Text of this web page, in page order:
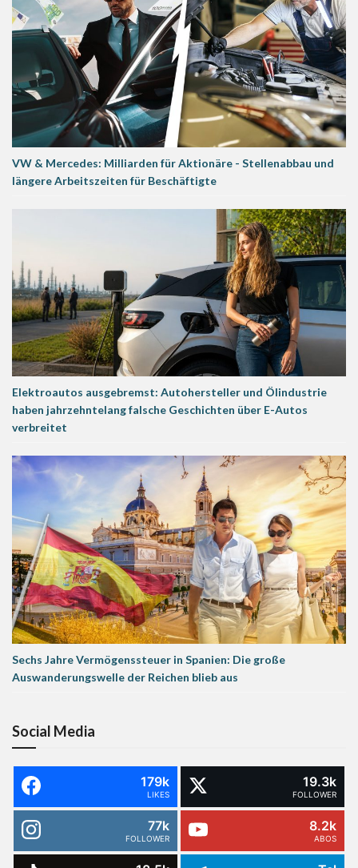
VW & Mercedes: Milliarden für Aktionäre - Stellenabbau und
längere Arbeitszeiten für Beschäftigte
Elektroautos ausgebremst: Autohersteller und Ölindustrie
haben jahrzehntelang falsche Geschichten über E-Autos
verbreitet
Sechs Jahre Vermögenssteuer in Spanien: Die große
Auswanderungswelle der Reichen blieb aus
Social Media
179k
LIKES
19.3k
FOLLOWER
77k
FOLLOWER
8.2k
ABOS